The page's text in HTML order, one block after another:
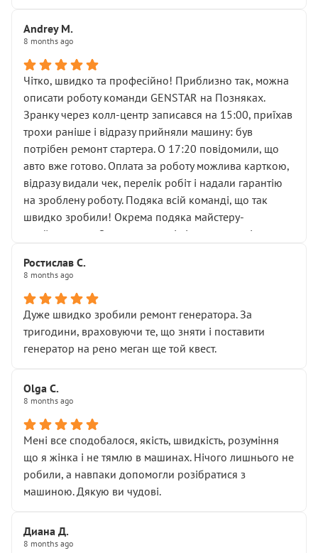
Для людини, яка хоча б трохи розуміється на техніці,
це звучить як мінімум непрофесійно, а як максимум —
спроба продати дорогий вузол замість елементарних
ущільнювачів.
Що прикро — це не перший мій візит. Раніше міняв у
вас стартер, і тоді сервіс наче справив хороше
враження. Але згодом знайшов декілька гайок під
лобовим склом. Мені пояснили, що це “старі гайки, які
відкручували”, і попросили не хвилюватися. ( надіюсь
новий власник, не застяг в полі))
Але після нинішнього візиту такі дрібниці вже не
здаються дрібницями.
Я — клієнт, який працює на довірі, і саме її цей сервіс
Хотілося б більше:
• належної уваги до авто
• прозорості в роботах і рахунках
• реальної діагностики, а не формального
“подивились і поїхав”
На жаль, складається враження, що сервіс працює не
Стосовно комунікації - все добре
Andrey M.
8 months ago
Чітко, швидко та професійно! Приблизно так, можна
описати роботу команди GENSTAR на Позняках.
Зранку через колл-центр записався на 15:00, приїхав
трохи раніше і відразу прийняли машину: був
потрібен ремонт стартера. О 17:20 повідомили, що
авто вже готово. Оплата за роботу можлива карткою,
відразу видали чек, перелік робіт і надали гарантію
на зроблену роботу. Подяка всій команді, що так
швидко зробили! Окрема подяка майстеру-
приймальнику Олександру: всі чітко та по суті.
звертатися до цього автосервісу.
Ростислав С.
8 months ago
Дуже швидко зробили ремонт генератора. За
тригодини, враховуючи те, що зняти і поставити
генератор на рено меган ще той квест.
Olga С.
8 months ago
Мені все сподобалося, якість, швидкість, розуміння
що я жінка і не тямлю в машинах. Нічого лишнього не
робили, а навпаки допомогли розібратися з
машиною. Дякую ви чудові.
Диана Д.
8 months ago